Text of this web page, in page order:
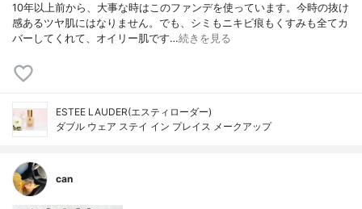
10年以上前から、大事な時はこのファンデを使っています。今時の抜け
感あるツヤ肌にはなりません。でも、シミもニキビ痕もくすみも全てカ
バーしてくれて、オイリー肌です…続きを見る
ESTEE LAUDER(エスティローダー)
ダブル ウェア ステイ イン プレイス メークアップ
can